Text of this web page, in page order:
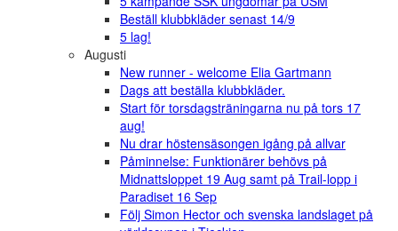
Beställ klubbkläder senast 14/9
5 lag!
Augusti
New runner - welcome Elia Gartmann
Dags att beställa klubbkläder.
Start för torsdagsträningarna nu på tors 17
aug!
Nu drar höstensäsongen igång på allvar
Påminnelse: Funktionärer behövs på
Midnattsloppet 19 Aug samt på Trail-lopp i
Paradiset 16 Sep
Följ Simon Hector och svenska landslaget på